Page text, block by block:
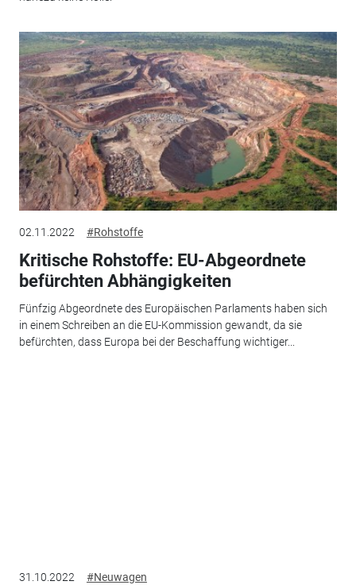
02.11.2022 #Rohstoffe
Kritische Rohstoffe: EU-Abgeordnete
befürchten Abhängigkeiten
Fünfzig Abgeordnete des Europäischen Parlaments haben sich
in einem Schreiben an die EU-Kommission gewandt, da sie
befürchten, dass Europa bei der Beschaffung wichtiger...
31.10.2022 #Neuwagen